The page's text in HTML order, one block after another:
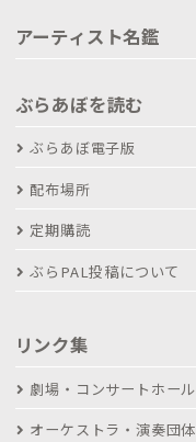
アーティスト名鑑
ぶらあぼを読む
ぶらあぼ電子版
配布場所
定期購読
ぶらPAL投稿について
リンク集
劇場・コンサートホール
オーケストラ・演奏団体